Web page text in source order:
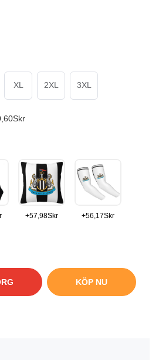
XL 2XL 3XL
Skr
+57,98Skr +56,17Skr
KÖP NU